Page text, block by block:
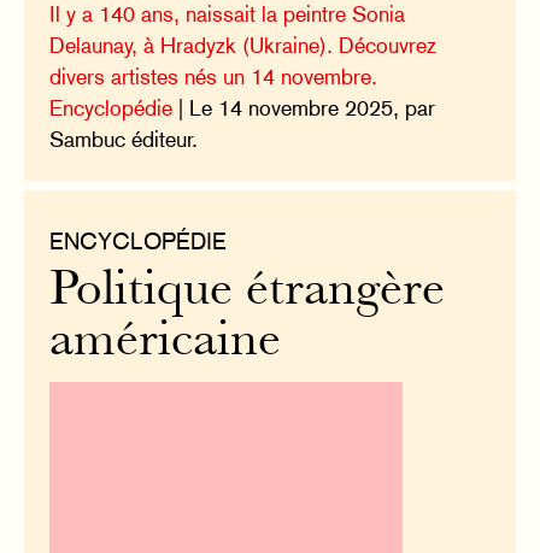
Il y a 140 ans, naissait la peintre Sonia
Delaunay, à Hradyzk (Ukraine). Découvrez
divers artistes nés un 14 novembre.
Encyclopédie | Le 14 novembre 2025, par
Sambuc éditeur.
ENCYCLOPÉDIE
Politique étrangère
américaine